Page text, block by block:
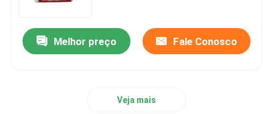
Para casa
Melhor preço Fale Conosco
Veja mais